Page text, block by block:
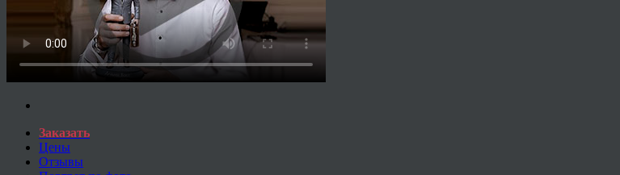
Заказать
Цены
Отзывы